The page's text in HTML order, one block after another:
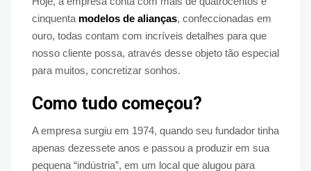
cinquenta modelos de alianças, confeccionadas em
ouro, todas contam com incríveis detalhes para que
nosso cliente possa, através desse objeto tão especial
para muitos, concretizar sonhos.
Como tudo começou?
A empresa surgiu em 1974, quando seu fundador tinha
apenas dezessete anos e passou a produzir em sua
pequena “indústria”, em um local que alugou para